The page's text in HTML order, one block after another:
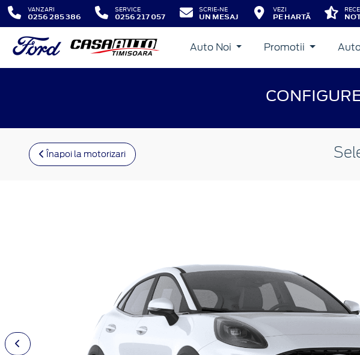
VANZARI
0256 285 386
SERVICE
0256 217 057
SCRIE-NE
UN MESAJ
VEZI
PE HARTĂ
Auto Noi Promotii
Înapoi la motorizari